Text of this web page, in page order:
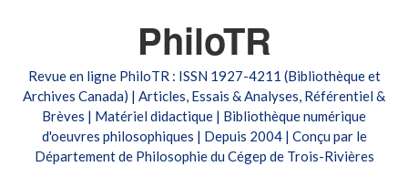
PhiloTR
Revue en ligne PhiloTR : ISSN 1927-4211 (Bibliothèque et
Archives Canada) | Articles, Essais & Analyses, Référentiel &
Brèves | Matériel didactique | Bibliothèque numérique
d'oeuvres philosophiques | Depuis 2004 | Conçu par le
Département de Philosophie du Cégep de Trois-Rivières